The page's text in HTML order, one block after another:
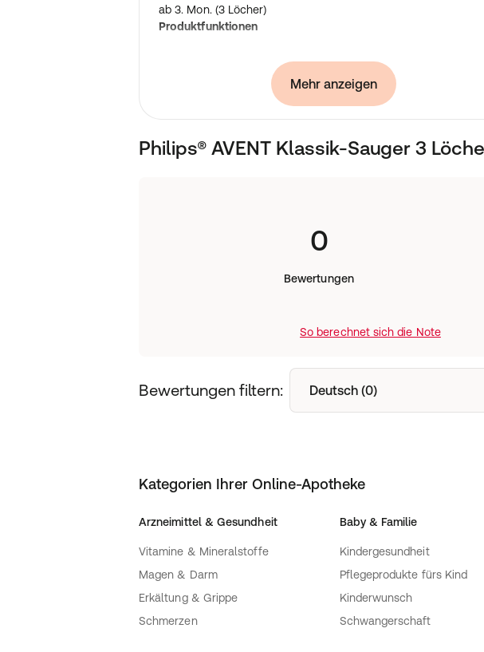
ab 3. Mon. (3 Löcher)
Produktfunktionen
Brustähnlicher Sauger mit speziellem Ventil
Das einzigartige Ventil auf dem Sauger passt sich an den
Saugrhythmus Ihres Babys an. Die Milch fließt nur in der
Geschwindigkeit, in der Ihr Baby trinkt. So kommt es seltener zu
Klinisch erwiesen: deutlich weniger Unwohlsein
Kleinkinder hat. Dabei zeigte sich, dass die Philips Avent
etwa 28 Minuten pro Tag reduziert (46 Min im Vergleich zu 74
Einzigartiges Anti-Kolik-System
Sauger mit verschiedenen Saugerstufen verfügbar
Die klassische Philips Avent Flasche bietet verschiedene
Denken Sie daran, dass die Altersangaben ungefähre Werte
da Babys sich unterschiedlich entwickeln. Alle Sauger sind im
Kompatibel mit klassischer Flasche
Mehr anzeigen
Philips® AVENT Klassik-Sauger 3
0
Bewertungen
So berechnet sich die Note
Bewertungen filtern: Deutsch (0)
Kategorien Ihrer Online-Apotheke
Arzneimittel & Gesundheit
Vitamine & Mineralstoffe
Magen & Darm
Erkältung & Grippe
Schmerzen
Baby & Familie
Kindergesundheit
Pflegeprodukte fürs Kind
Kinderwunsch
Schwangerschaft